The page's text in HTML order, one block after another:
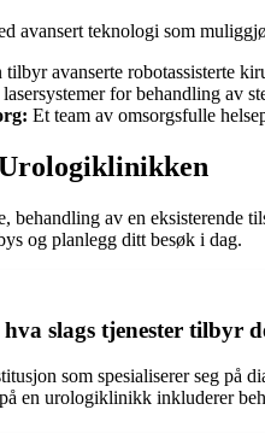
avansert teknologi som
avanserte robotassisterte
for behandling av
Et team av omsorgsfulle
behandling av en
og planlegg ditt besøk i dag.
slags tjenester tilbyr
som spesialiserer seg på
en urologiklinikk inkluderer